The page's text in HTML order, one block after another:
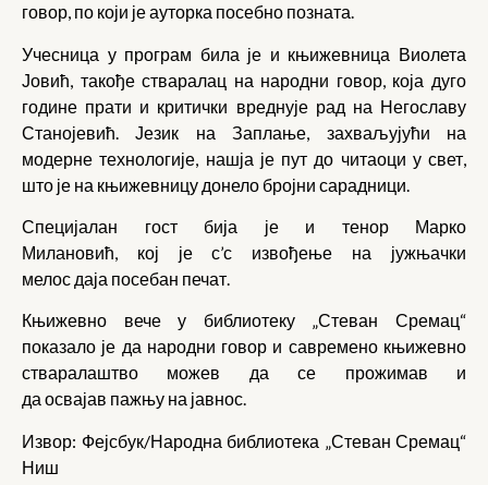
говор, по који је ауторка посебно позната.
Учесница у програм била је и књижевница Виолета
Јовић, такође стваралац на народни говор, која дуго
године прати и критички вреднује рад на Негославу
Станојевић. Језик на Заплање, захваљујући на
модерне технологије, нашја је пут до читаоци у свет,
што је на књижевницу донело бројни сарадници.
Специјалан гост бија је и тенор Марко
Милановић, кој је с’с извођење на јужњачки
мелос даја посебан печат.
Књижевно вече у библиотеку „Стеван Сремац“
показало је да народни говор и савремено књижевно
стваралаштво можев да се прожимав и
да освајав пажњу на јавнос.
Извор: Фејсбук/Народна библиотека „Стеван Сремац“
Ниш